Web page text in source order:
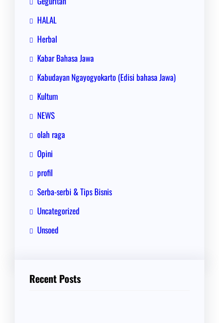
HALAL
Herbal
Kabar Bahasa Jawa
Kabudayan Ngayogyokarto (Edisi bahasa Jawa)
Kultum
NEWS
olah raga
Opini
profil
Serba-serbi & Tips Bisnis
Uncategorized
Unsoed
Recent Posts